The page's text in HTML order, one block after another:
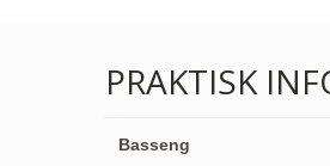
PRAKTISK
Basseng